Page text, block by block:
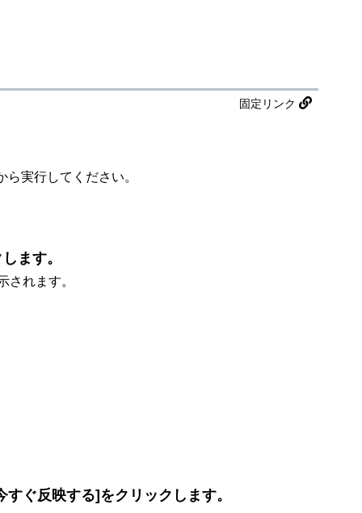
固定リンク
実行してください。
ます。
れます。
ぐ反映する]をクリックします。